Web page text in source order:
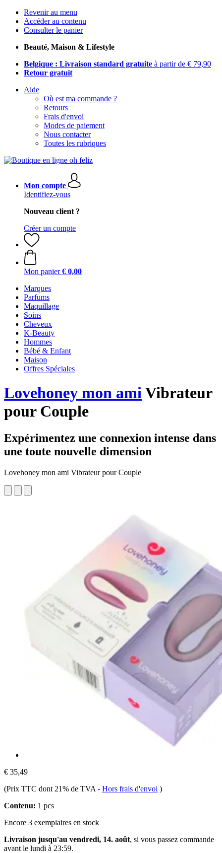
Revenir au menu
Accéder au contenu
Consulter le panier
Beauté, Maison & Lifestyle
Belgique : Livraison standard gratuite à partir de € 79,90
Retour gratuit
Aide
Où est ma commande ?
Retours
Frais d'envoi
Modes de paiement
Nous contacter
Toutes les rubriques
Mon compte
Identifiez-vous
Nouveau client ?
Créer un compte
Mon panier € 0,00
Marques
Parfums
Maquillage
Soins
Cheveux
K-Beauty
Hommes
Bébé & Enfant
Maison
Offres Spéciales
Lovehoney mon amiVibrateur
pour Couple
Expérimentez une connexion intense dans
une toute nouvelle dimension
Lovehoney mon ami Vibrateur pour Couple
€ 35,49
(Prix TTC dont 21% de TVA - Hors frais d'envoi )
Contenu: 1 pcs
Encore 3 exemplaires en stock
Livraison jusqu'au vendredi, 14. août, si vous passez commande
avant le lundi à 23:59.